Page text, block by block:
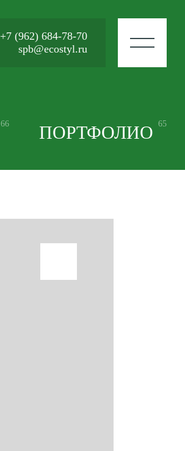
+7 (962) 684-78-70
spb@ecostyl.ru
66 ПОРТФОЛИО 65